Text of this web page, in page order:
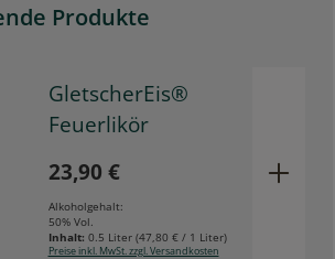
Produkte
GletscherEis®
Feuerlikör
23,90 €
Alkoholgehalt:
50% Vol.
Inhalt: 0.5 Liter (47,80 €/ 1 Liter)
Preise inkl. MwSt. zzgl. Versandkosten